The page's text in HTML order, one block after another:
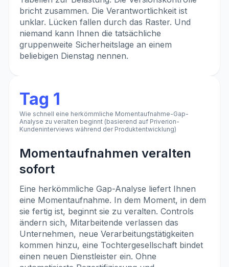
bricht zusammen. Die Verantwortlichkeit ist
unklar. Lücken fallen durch das Raster. Und
niemand kann Ihnen die tatsächliche
gruppenweite Sicherheitslage an einem
beliebigen Dienstag nennen.
Tag 1
Wie schnell eine herkömmliche Momentaufnahme-Gap-
Analyse zu veralten beginnt (basierend auf Priverion-
Kundeninterviews während der Produktentwicklung)
Momentaufnahmen veralten
sofort
Eine herkömmliche Gap-Analyse liefert Ihnen
eine Momentaufnahme. In dem Moment, in dem
sie fertig ist, beginnt sie zu veralten. Controls
ändern sich, Mitarbeitende verlassen das
Unternehmen, neue Verarbeitungstätigkeiten
kommen hinzu, eine Tochtergesellschaft bindet
einen neuen Dienstleister ein. Ohne